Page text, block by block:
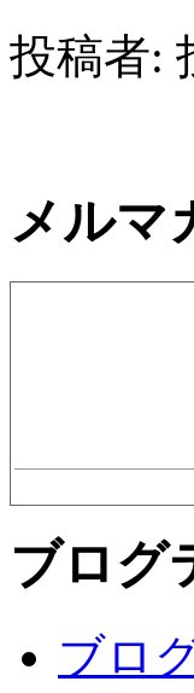
投稿者:
メルマ
ブログ
ブロ